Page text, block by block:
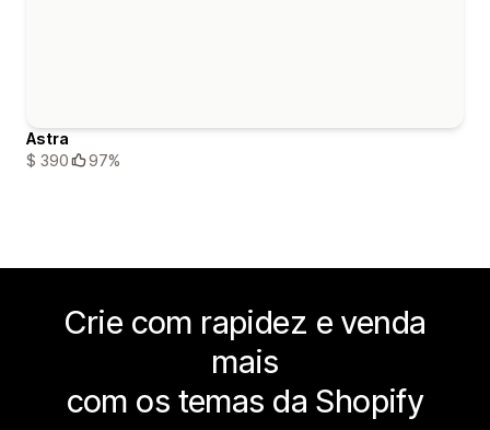
Astra
$ 390
97%
Crie com rapidez e venda
mais
com os temas da Shopify